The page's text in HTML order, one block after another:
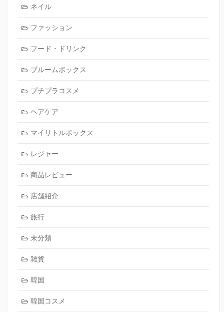
ネイル
ファッション
フード・ドリンク
ブルームボックス
プチプラコスメ
ヘアケア
マイリトルボックス
レジャー
商品レビュー
店舗紹介
旅行
未分類
雑貨
韓国
韓国コスメ